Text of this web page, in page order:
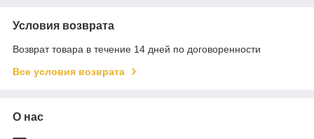
Условия возврата
Возврат товара в течение 14 дней по договоренности
Все условия возврата
О нас